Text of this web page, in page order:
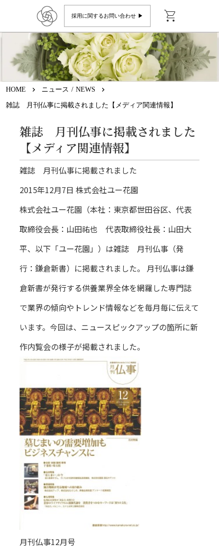
採用に関するお問い合わせ ▶︎ shopping_cart
HOME keyboard_arrow_right ニュース / NEWS keyboard_arrow_right
雑誌 月刊仏事に掲載されました【メディア関連情報】
雑誌 月刊仏事に掲載されました
【メディア関連情報】
雑誌 月刊仏事に掲載されました
2015年12月7日 株式会社ユー花園
株式会社ユー花園（本社：東京都世田谷区、代表
取締役会長：山田祐也 代表取締役社長：山田大
平、以下「ユー花園」）は雑誌 月刊仏事（発
行：鎌倉新書）に掲載されました。 月刊仏事は鎌
倉新書が発行する供養業界全体を網羅した専門誌
で業界の傾向やトレンド情報などを毎月毎に伝えて
います。今回は、ニュースピックアップの箇所に新
作内覧会の様子が掲載されました。
月刊仏事12月号